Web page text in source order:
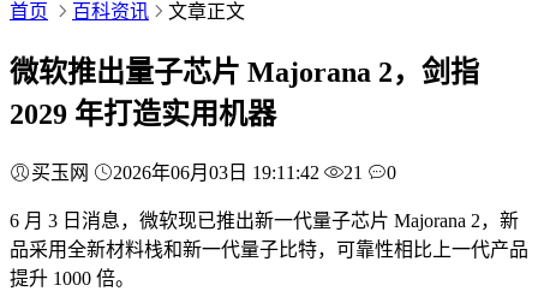
首页 百科资讯 文章正文
微软推出量子芯片 Majorana 2，剑指
2029 年打造实用机器
买玉网 2026年06月03日 19:11:42 21 0
6 月 3 日消息，微软现已推出新一代量子芯片 Majorana 2，新
品采用全新材料栈和新一代量子比特，可靠性相比上一代产品
提升 1000 倍。